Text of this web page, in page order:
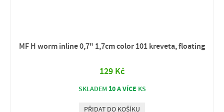
MF H worm inline 0,7" 1,7cm color 101 kreveta, floating
129 Kč
SKLADEM 10 A VÍCE KS
PŘIDAT DO KOŠÍKU